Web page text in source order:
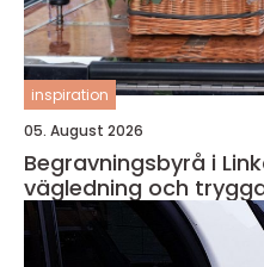
inspiration
05. August 2026
Begravningsbyrå i
vägledning och